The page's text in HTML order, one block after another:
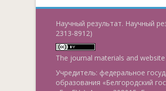
Научный результат. Научный
2313-8912)
The journal materials and
Учредитель: федеральное
образования «Белгородский